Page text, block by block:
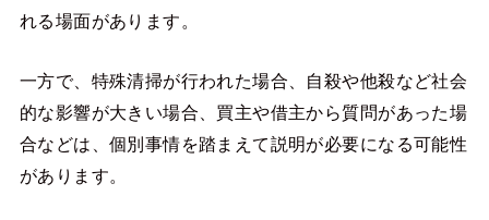
れる場面があります。
一方で、特殊清掃が行われた場合、自殺や他殺など社会
的な影響が大きい場合、買主や借主から質問があった場
合などは、個別事情を踏まえて説明が必要になる可能性
があります。